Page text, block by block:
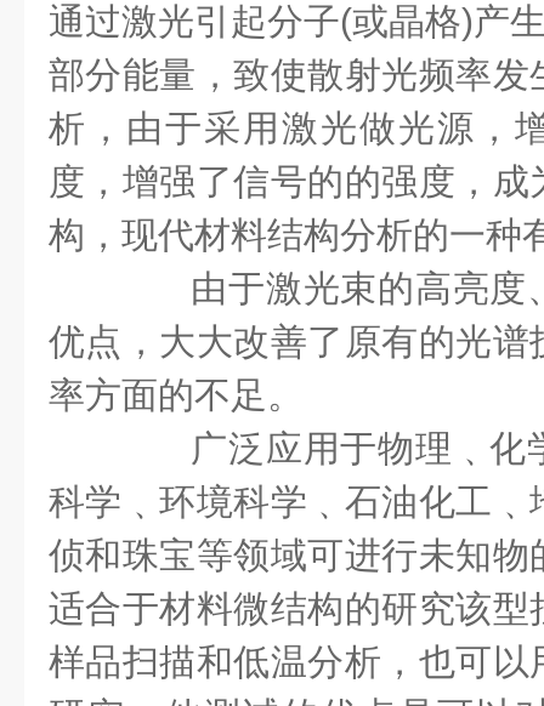
通过激光引起分子(或晶格)产
部分能量，致使散射光频率
析，由于采用激光做光源，
度，增强了信号的的强度，
构，现代材料结构分析的一种
由于激光束的高亮度
优点，大大改善了原有的光
率方面的不足。
广泛应用于物理﹑化
科学﹑环境科学﹑石油化工
侦和珠宝等领域可进行未知
适合于材料微结构的研究该
样品扫描和低温分析，也可